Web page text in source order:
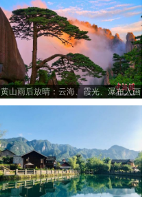
黄山雨后放晴：云海、霞光、瀑布入画
来